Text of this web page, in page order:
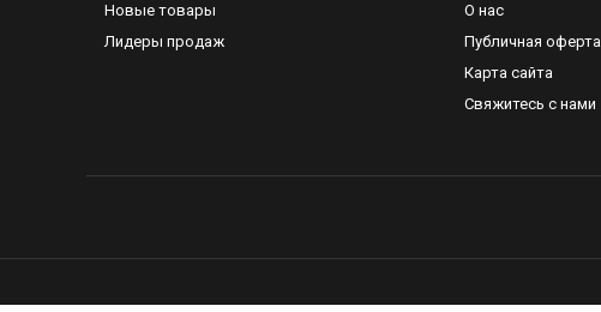
Новые товары
Лидеры продаж
О нас
Публичная оферта
Карта сайта
Свяжитесь с нами